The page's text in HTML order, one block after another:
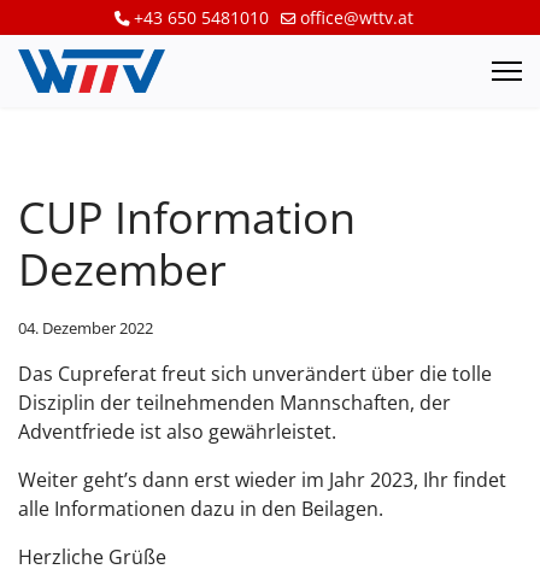
+43 650 5481010 office@wttv.at
CUP Information
Dezember
04. Dezember 2022
Das Cupreferat freut sich unverändert über die tolle
Disziplin der teilnehmenden Mannschaften, der
Adventfriede ist also gewährleistet.
Weiter geht’s dann erst wieder im Jahr 2023, Ihr findet
alle Informationen dazu in den Beilagen.
Herzliche Grüße